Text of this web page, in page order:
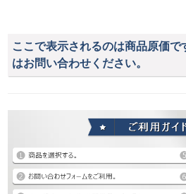
ここで表示されるのは商品原価
はお問い合わせください。